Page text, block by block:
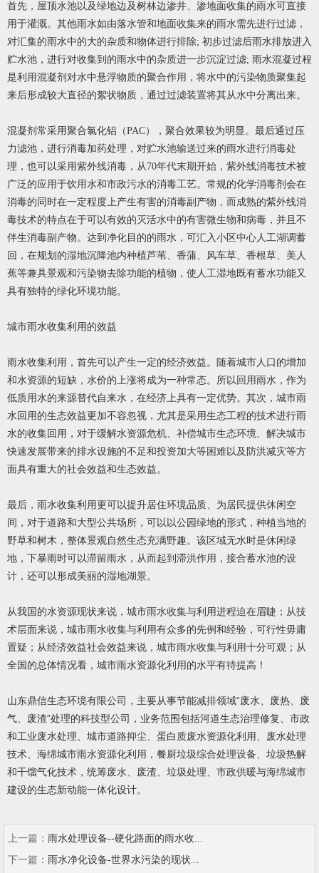
首先，屋顶水池以及绿地边及树林边渗井、渗地面收集的雨水可直接
用于灌溉。其他雨水如由落水管和地面收集来的雨水需先进行过滤，
对汇集的雨水中的大的杂质和物体进行排除; 初步过滤后雨水排放进入
贮水池，进行对收集到的雨水中的杂质进一步沉淀过滤; 雨水混凝过程
是利用混凝剂对水中悬浮物质的聚合作用，将水中的污染物质聚集起
来后形成较大直径的絮状物质，通过过滤装置将其从水中分离出来。
混凝剂常采用聚合氯化铝（PAC），聚合效果较为明显。最后通过压
力滤池，进行消毒加药处理，对贮水池输送过来的雨水进行消毒处
理，也可以采用紫外线消毒，从70年代末期开始，紫外线消毒技术被
广泛的应用于饮用水和市政污水的消毒工艺。常规的化学消毒剂会在
消毒的同时在一定程度上产生有害的消毒副产物，而成熟的紫外线消
毒技术的特点在于可以有效的灭活水中的有害微生物和病毒，并且不
伴生消毒副产物。达到净化目的的雨水，可汇入小区中心人工湖调蓄
回，在规划的湿地沉降池内种植芦苇、香蒲、风车草、香根草、美人
蕉等兼具景观和污染物去除功能的植物，使人工湿地既有蓄水功能又
具有独特的绿化环境功能。
城市雨水收集利用的效益
雨水收集利用，首先可以产生一定的经济效益。随着城市人口的增加
和水资源的短缺，水价的上涨将成为一种常态。所以回用雨水，作为
低质用水的来源替代自来水，在经济上具有一定优势。其次，城市雨
水回用的生态效益更加不容忽视，尤其是采用生态工程的技术进行雨
水的收集回用，对于缓解水资源危机、补偿城市生态环境、解决城市
快速发展带来的排水设施的不足和投资加大等困难以及防洪减灾等方
面具有重大的社会效益和生态效益。
最后，雨水收集利用更可以提升居住环境品质、为居民提供休闲空
间，对于道路和大型公共场所，可以以公园绿地的形式，种植当地的
野草和树木，整体景观自然生态充满野趣。该区域无水时是休闲绿
地，下暴雨时可以滞留雨水，从而起到滞洪作用，接合蓄水池的设
计，还可以形成美丽的湿地湖景。
从我国的水资源现状来说，城市雨水收集与利用进程迫在眉睫；从技
术层面来说，城市雨水收集与利用有众多的先例和经验，可行性毋庸
置疑；从经济效益社会效益来说，城市雨水收集与利用十分可观；从
全国的总体情况看，城市雨水资源化利用的水平有待提高！
山东鼎信生态环境有限公司，主要从事节能减排领域“废水、废热、废
气、废渣”处理的科技型公司， 业务范围包括河道生态治理修复、市政
和工业废水处理、城市道路抑尘、蛋白质废水资源化利用、废水处理
技术、海绵城市雨水资源化利用，餐厨垃圾综合处理设备、垃圾热解
和干馏气化技术，统筹废水、废渣、垃圾处理、市政供暖与海绵城市
建设的生态新动能一体化设计。
上一篇： 雨水处理设备--硬化路面的雨水收...
下一篇： 雨水净化设备-世界水污染的现状...